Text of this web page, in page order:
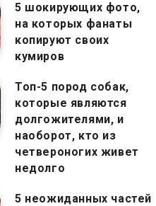
5 шокирующих фото,
на которых фанаты
копируют своих
кумиров
Топ-5 пород собак,
которые являются
долгожителями, и
наоборот, кто из
четвероногих живет
недолго
5 неожиданных частей